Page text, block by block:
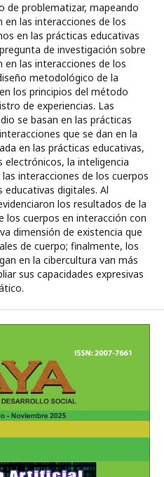
de problematizar, mapeando
en las interacciones de los
en las prácticas educativas
de investigación sobre
en las interacciones de los
metodológico de la
los principios del método
de experiencias. Las
se basan en las prácticas
que se dan en la
en las prácticas educativas,
electrónicos, la inteligencia
interacciones de los cuerpos
digitales. Al
los resultados de la
los cuerpos en interacción con
dimensión de existencia que
de cuerpo; finalmente, los
en la cibercultura van más
sus capacidades expresivas